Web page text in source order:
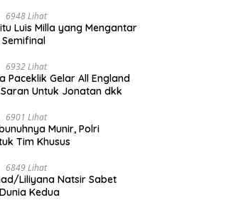
6948 Lihat
Luis Milla yang Mengantar
6932 Lihat
Paceklik Gelar All England
Saran Untuk Jonatan dkk
6901 Lihat
Munir, Polri
Tim Khusus
6849 Lihat
Liliyana Natsir Sabet
Kedua